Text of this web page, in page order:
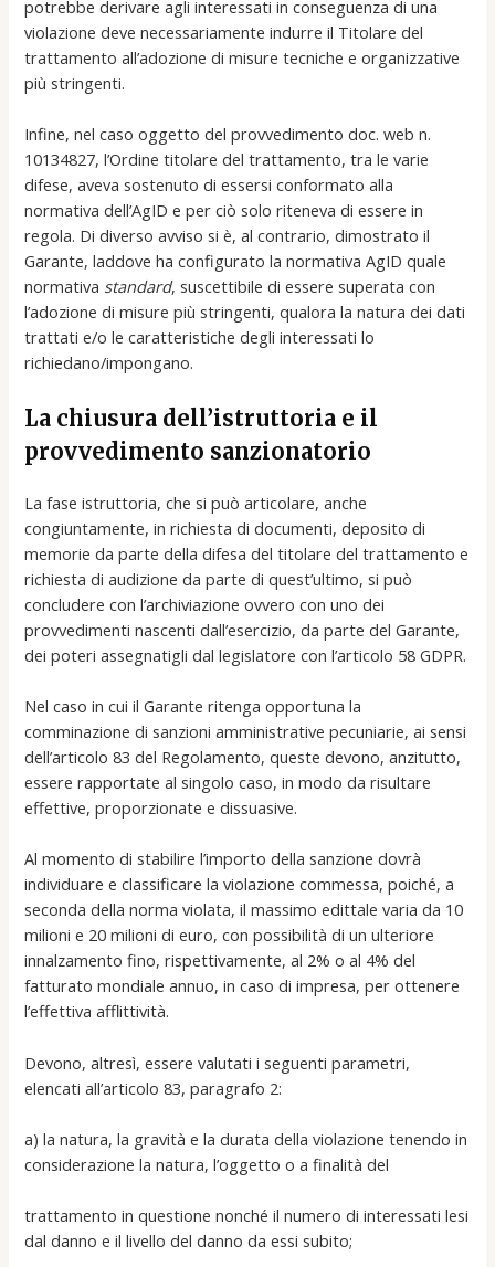
potrebbe derivare agli interessati in conseguenza di una
violazione deve necessariamente indurre il Titolare del
trattamento all’adozione di misure tecniche e organizzative
più stringenti.
Infine, nel caso oggetto del provvedimento doc. web n.
10134827, l’Ordine titolare del trattamento, tra le varie
difese, aveva sostenuto di essersi conformato alla
normativa dell’AgID e per ciò solo riteneva di essere in
regola. Di diverso avviso si è, al contrario, dimostrato il
Garante, laddove ha configurato la normativa AgID quale
normativa standard, suscettibile di essere superata con
l’adozione di misure più stringenti, qualora la natura dei dati
trattati e/o le caratteristiche degli interessati lo
richiedano/impongano.
La chiusura dell’istruttoria e il
provvedimento sanzionatorio
La fase istruttoria, che si può articolare, anche
congiuntamente, in richiesta di documenti, deposito di
memorie da parte della difesa del titolare del trattamento e
richiesta di audizione da parte di quest’ultimo, si può
concludere con l’archiviazione ovvero con uno dei
provvedimenti nascenti dall’esercizio, da parte del Garante,
dei poteri assegnatigli dal legislatore con l’articolo 58 GDPR.
Nel caso in cui il Garante ritenga opportuna la
comminazione di sanzioni amministrative pecuniarie, ai sensi
dell’articolo 83 del Regolamento, queste devono, anzitutto,
essere rapportate al singolo caso, in modo da risultare
effettive, proporzionate e dissuasive.
Al momento di stabilire l’importo della sanzione dovrà
individuare e classificare la violazione commessa, poiché, a
seconda della norma violata, il massimo edittale varia da 10
milioni e 20 milioni di euro, con possibilità di un ulteriore
innalzamento fino, rispettivamente, al 2% o al 4% del
fatturato mondiale annuo, in caso di impresa, per ottenere
l’effettiva afflittività.
Devono, altresì, essere valutati i seguenti parametri,
elencati all’articolo 83, paragrafo 2:
a) la natura, la gravità e la durata della violazione tenendo in
considerazione la natura, l’oggetto o a finalità del
trattamento in questione nonché il numero di interessati lesi
dal danno e il livello del danno da essi subito;